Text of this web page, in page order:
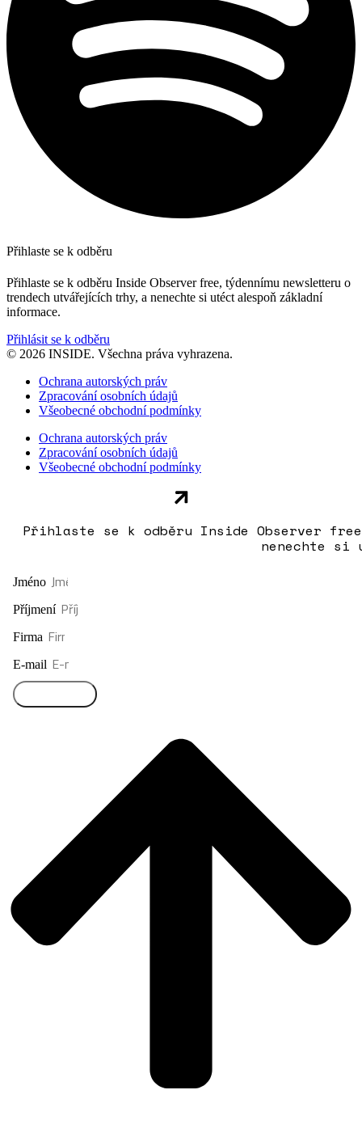
Přihlaste se k odběru
Přihlaste se k odběru Inside Observer free, týdennímu newsletteru o
trendech utvářejících trhy, a nenechte si utéct alespoň základní
informace.
Přihlásit se k odběru
© 2026 INSIDE. Všechna práva vyhrazena.
Ochrana autorských práv
Zpracování osobních údajů
Všeobecné obchodní podmínky
Ochrana autorských práv
Zpracování osobních údajů
Všeobecné obchodní podmínky
Přihlaste se k odběru Inside Observer
nenechte si
Jméno
Příjmení
Firma
E-mail